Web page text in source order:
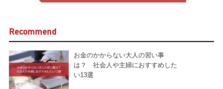
Recommend
お金のかからない大人の習い事
は？ 社会人や主婦におすすめした
い13選